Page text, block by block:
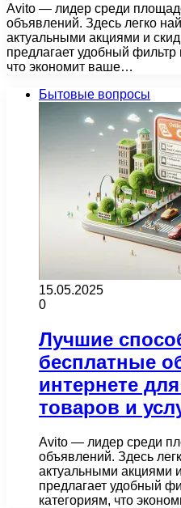
Avito — лидер среди
объявлений. Здесь легко
актуальными акциями и
предлагает удобный
что экономит ваше…
Бытовые вопросы
15.05.2025
0
Лучшие
бесплатные
интернете
товаров и
Avito — лидер среди
объявлений. Здесь
актуальными акциями
предлагает удобный
категориям, что